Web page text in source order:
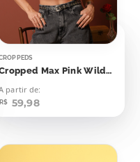
Cropped Max Pink Wilderness
partir de:
R$ 59,98